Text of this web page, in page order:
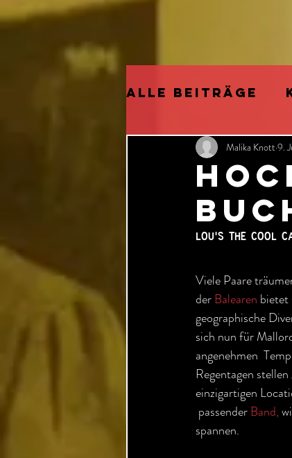
Alle Beiträge
ELECTRIFIED
CHRISTMAS
Malika Knott9.
lou's the cool
Viele Paare
der Balearen bietet
geographische
sich nun für
angenehmen
Regentagen
einzigartigen
passender Band,
spannen.